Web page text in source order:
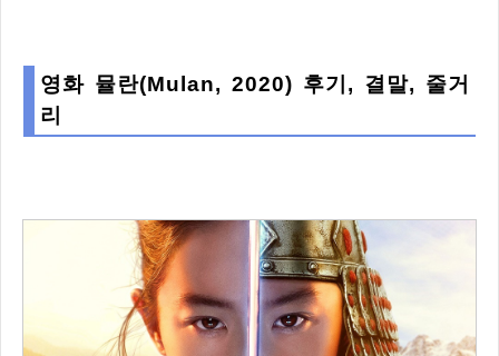
영화 뮬란(Mulan, 2020) 후기, 결말, 줄거
리